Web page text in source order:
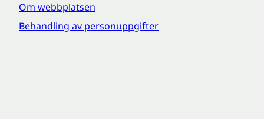
Om webbplatsen
Behandling av personuppgifter